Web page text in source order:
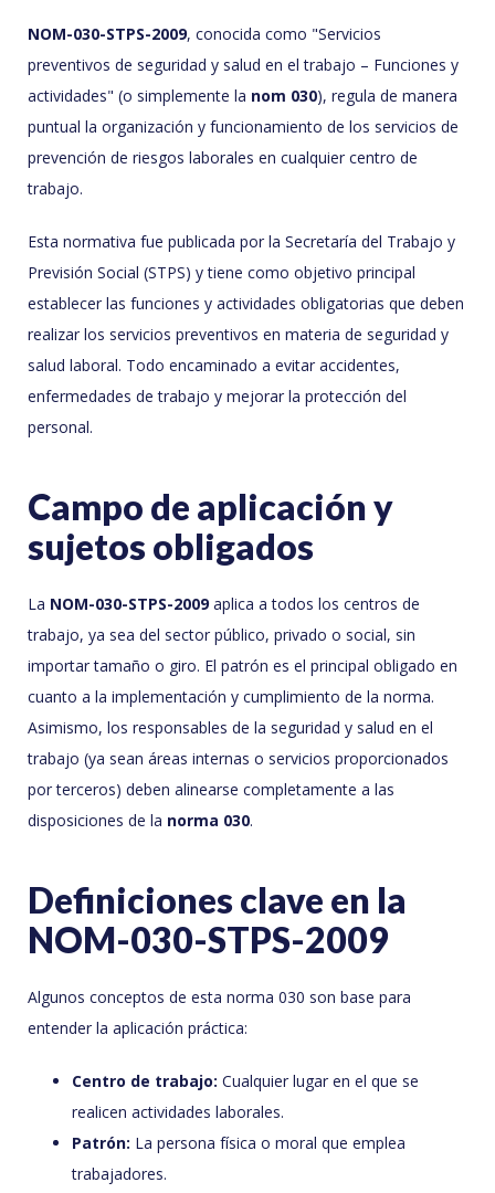
NOM-030-STPS-2009, conocida como "Servicios
preventivos de seguridad y salud en el trabajo – Funciones y
actividades" (o simplemente la nom 030), regula de manera
puntual la organización y funcionamiento de los servicios de
prevención de riesgos laborales en cualquier centro de
trabajo.
Esta normativa fue publicada por la Secretaría del Trabajo y
Previsión Social (STPS) y tiene como objetivo principal
establecer las funciones y actividades obligatorias que deben
realizar los servicios preventivos en materia de seguridad y
salud laboral. Todo encaminado a evitar accidentes,
enfermedades de trabajo y mejorar la protección del
personal.
Campo de aplicación y
sujetos obligados
La NOM-030-STPS-2009aplica a todos los centros de
trabajo, ya sea del sector público, privado o social, sin
importar tamaño o giro. El patrón es el principal obligado en
cuanto a la implementación y cumplimiento de la norma.
Asimismo, los responsables de la seguridad y salud en el
trabajo (ya sean áreas internas o servicios proporcionados
por terceros) deben alinearse completamente a las
disposiciones de la norma 030.
Definiciones clave en la
NOM-030-STPS-2009
Algunos conceptos de esta norma 030 son base para
entender la aplicación práctica:
Centro de trabajo: Cualquier lugar en el que se
realicen actividades laborales.
Patrón: La persona física o moral que emplea
trabajadores.